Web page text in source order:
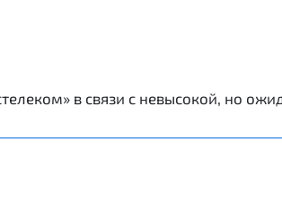
в связи с невысокой, но